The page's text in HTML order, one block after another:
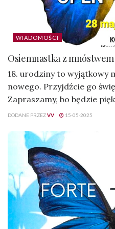
WIADOMOŚCI
Osiemnastka z
18. urodziny to wyjątkowy
nowego. Przyjdźcie go
Zapraszamy, bo będzie
DODANE PRZEZVV 15-05-2025